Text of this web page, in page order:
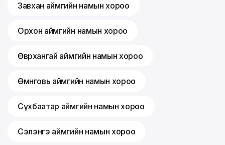
Завхан аймгийн намын хороо
Орхон аймгийн намын хороо
Өвөрхангай аймгийн намын хороо
Өмнөговь аймгийн намын хороо
Сүхбаатар аймгийн намын хороо
Сэлэнгэ аймгийн намын хороо